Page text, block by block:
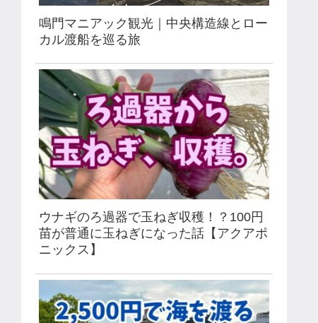
鳴門マニアック観光｜中央構造線とロー
カル渡船を巡る旅
ウナギのろ過器で玉ねぎ収穫！？100円
苗が普通に玉ねぎになった話【アクアポ
ニックス】